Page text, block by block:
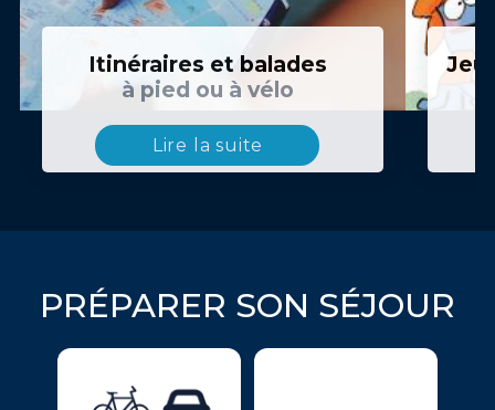
Itinéraires et balades
à pied ou à vélo
Lire la suite
PRÉPARER SON SÉJOUR